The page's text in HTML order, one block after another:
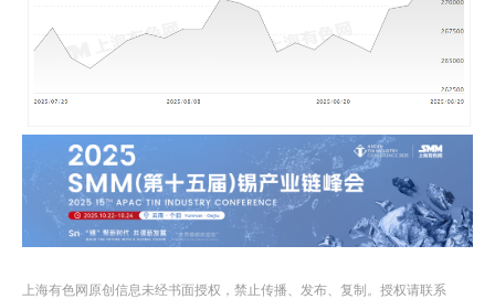
上海有色网原创信息未经书面授权，禁止传播、发布、复制。授权请联系